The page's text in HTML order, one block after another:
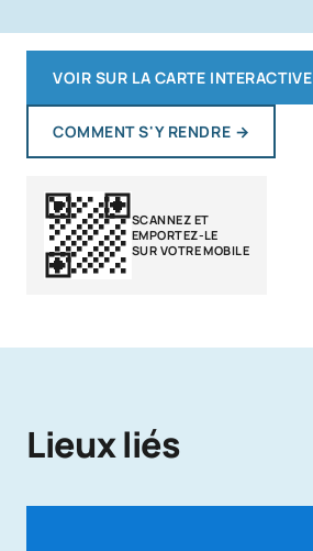
VOIR SUR LA CARTE INTERACTIVE
COMMENT S'Y RENDRE →
SCANNEZ ET
EMPORTEZ-LE
SUR VOTRE MOBILE
Lieux liés